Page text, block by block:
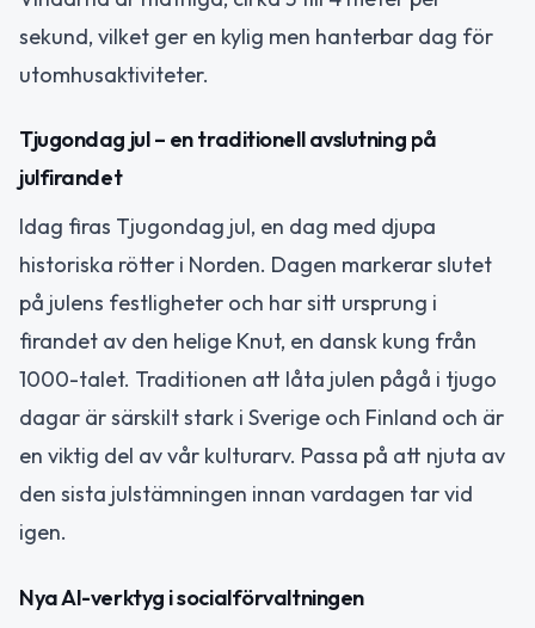
sekund, vilket ger en kylig men hanterbar dag för
utomhusaktiviteter.
Tjugondag jul – en traditionell avslutning på
julfirandet
Idag firas Tjugondag jul, en dag med djupa
historiska rötter i Norden. Dagen markerar slutet
på julens festligheter och har sitt ursprung i
firandet av den helige Knut, en dansk kung från
1000-talet. Traditionen att låta julen pågå i tjugo
dagar är särskilt stark i Sverige och Finland och är
en viktig del av vår kulturarv. Passa på att njuta av
den sista julstämningen innan vardagen tar vid
igen.
Nya AI-verktyg i socialförvaltningen